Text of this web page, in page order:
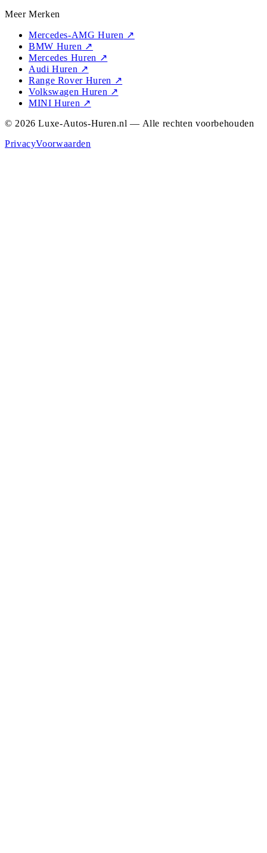
Meer Merken
Mercedes-AMG Huren ↗
BMW Huren ↗
Mercedes Huren ↗
Audi Huren ↗
Range Rover Huren ↗
Volkswagen Huren ↗
MINI Huren ↗
© 2026 Luxe-Autos-Huren.nl — Alle rechten voorbehouden
PrivacyVoorwaarden